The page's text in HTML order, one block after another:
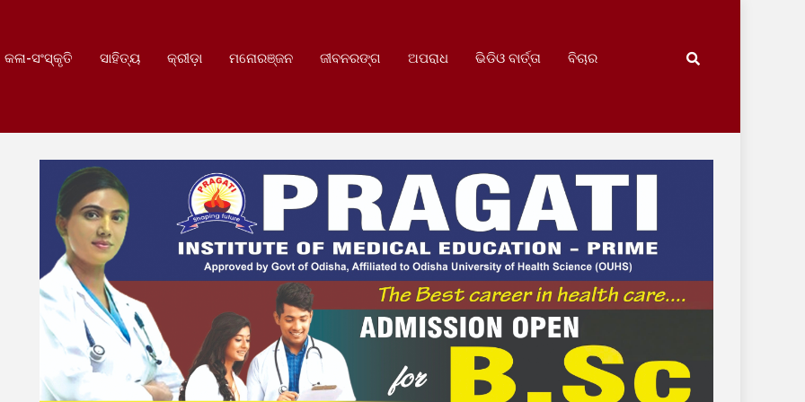
କଳା-ସଂସ୍କୃତି ସାହିତ୍ୟ କ୍ରୀଡ଼ା ମନୋରଞ୍ଜନ ଜୀବନରଙ୍ଗ ଅପରାଧ ଭିଡିଓ ବାର୍ତ୍ତା ବିଚାର